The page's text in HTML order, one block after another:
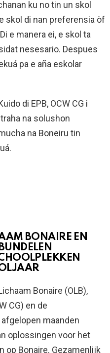
ku no tin un skol
skol di nan preferensia òf
e manera ei, e skol ta
nesesario. Despues
pa e aña eskolar
di EPB, OCW CG i
na solushon
na Boneiru tin
BONAIRE EN
Bonaire (OLB),
CG) en de
maanden
oplossingen voor het
op Bonaire. Gezamenlijk